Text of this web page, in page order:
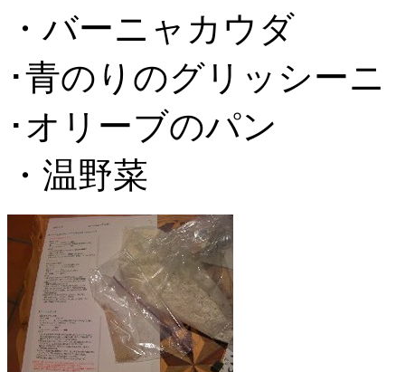
・バーニャカウダ
･青のりのグリッシーニ
･オリーブのパン
・温野菜